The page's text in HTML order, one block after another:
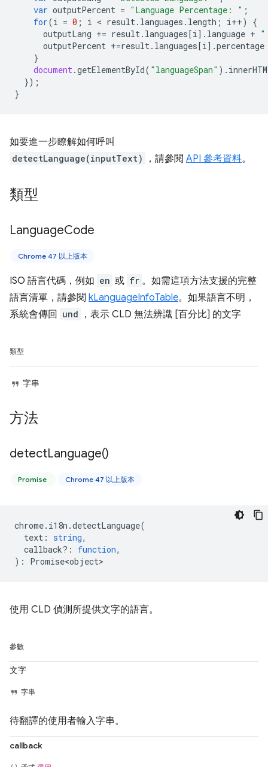
var outputPercent = "Language Percentage: " ;
for(i = 0 ; i < result. languages . length ; i++)
{
outputLang += result. languages[i]. language +
outputPercent +=result. languages[i].percentage
}
document.getElementById( "languageSpan" ).
});
}
如要進一步瞭解如何呼叫
detectLanguage(inputText) ，請參閱 API 參考資料。
類型
LanguageCode
Chrome 47 以上版本
ISO 語言代碼，例如 en 或 fr 。如需這項方法支援的完整
語言清單，請參閱 kLanguageInfoTable。如果語言不明，
系統會傳回
und ，表示 CLD 無法辨識 [百分比] 的文字
類型
字串
方法
detectLanguage()
Promise Chrome 47 以上版本
chrome. i18n .detectLanguage(
text : string,
callback? : function,
) : Promise<object>
使用 CLD 偵測所提供文字的語言。
參數
文字
字串
待翻譯的使用者輸入字串。
callback